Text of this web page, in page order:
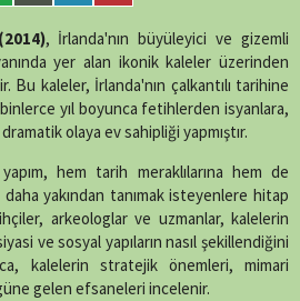
SMS
on
Email
on
LinkedIn
on
Pinterest
, İrlanda'nın büyüleyici ve gizemli
yer alan ikonik kaleler üzerinden
Bu kaleler, İrlanda'nın çalkantılı tarihine
binlerce yıl boyunca fetihlerden isyanlara,
olaya ev sahipliği yapmıştır.
hem tarih meraklılarına hem de
daha yakından tanımak isteyenlere hitap
arkeologlar ve uzmanlar, kalelerin
ve sosyal yapıların nasıl şekillendiğini
kalelerin stratejik önemleri, mimari
gelen efsaneleri incelenir.